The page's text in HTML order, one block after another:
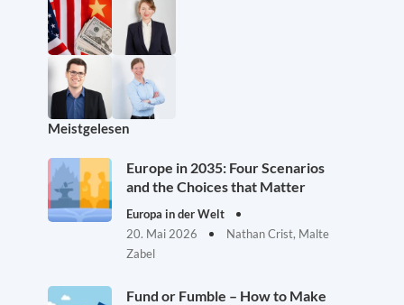
Meistgelesen
Europe in 2035: Four Scenarios
and the Choices that Matter
Europa in der Welt
20. Mai 2026
Nathan Crist, Malte
Zabel
Fund or Fumble – How to Make